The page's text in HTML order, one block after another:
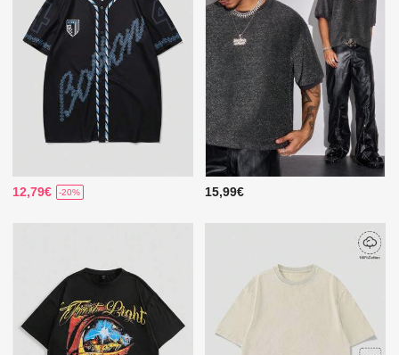
12,79€ -20% 15,99€